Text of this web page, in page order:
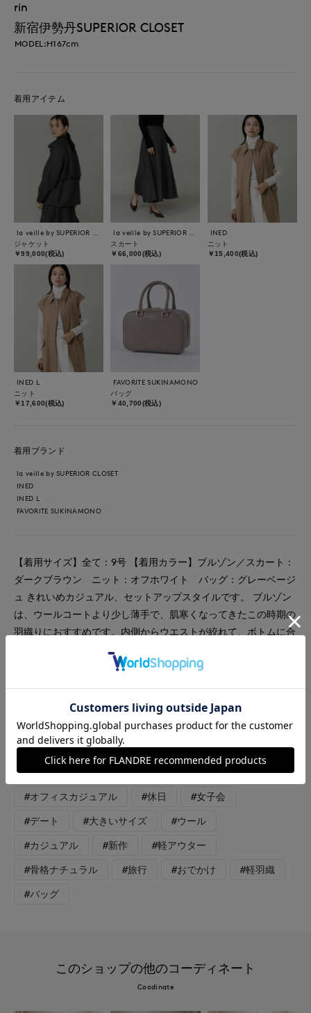
rin
新宿伊勢丹SUPERIOR CLOSET
MODEL:H167cm
着用アイテム
ジャケット
￥99,000(税込)
スカート
￥66,000(税込)
INED
ニット
￥15,400(税込)
INED L
ニット
￥17,600(税込)
FAVORITE SUKINAMONO
バッグ
￥40,700(税込)
着用ブランド
la veille by SUPERIOR CLOSET
INED
INED L
FAVORITE SUKINAMONO
【着用サイズ】全て：9号 【着用カラー】ブルゾン／スカート：
ダークブラウン ニット：オフホワイト バッグ：グレーベージ
ュ きれいめカジュアル、セットアップスタイルです。 ブルゾン
は、ウールコートより少し薄手で、肌寒くなってきたこの時期の
羽織りにおすすめです。内側からウエストが絞れて、ボトムに合
わせてボリュームの調整ができます。 袖口もお好みでスナップ
ボタンで絞り、すっきりブラウンジングもできます。アームがゆ
スカートや、インナーにホワイトカラー合わせた、カジュアルす
ぎないブルゾンスタイルです。 深みのある、すてきなダークブ
ラウンカラーです。
#スカート #ニット #ジャケット
#オフィスカジュアル #休日 #女子会
#デート #大きいサイズ #ウール
#カジュアル #新作 #軽アウター
#骨格ナチュラル #旅行 #おでかけ #軽羽織
#バッグ
このショップの他のコーディネート
Coodinate